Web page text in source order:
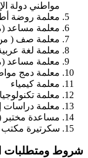
مواطني دولة
معلمة روضة
معلمة مساعد
معلمة صف ( من 1 إلى
معلمة لغة
معلمة مساعد
معلمة دمج
معلمة كيمياء
معلمة
معلمة دراسات
مساعدة مختبر
سكرتيرة مكتب
شروط ومتطلبات